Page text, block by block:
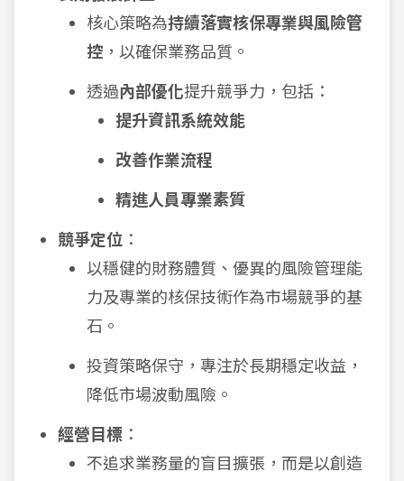
核心策略為持續落實核保專業與風險管
控 ，以確保業務品質。
透過內部優化提升競爭力，包括：
提升資訊系統效能
改善作業流程
精進人員專業素質
競爭定位 ：
以穩健的財務體質、優異的風險管理能
力及專業的核保技術作為市場競爭的基
石。
投資策略保守，專注於長期穩定收益，
降低市場波動風險。
經營目標 ：
不追求業務量的盲目擴張，而是以創造